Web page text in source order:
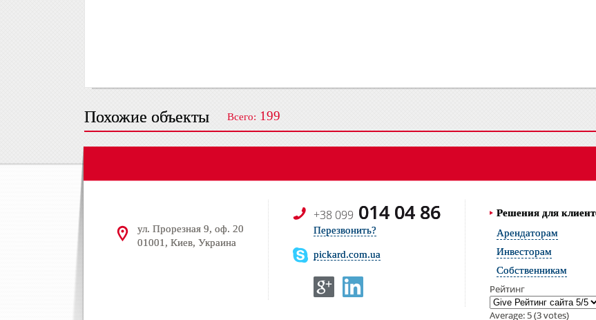
Похожие объекты Всего: 199
ул. Прорезная 9, оф. 20
01001, Киев, Украина
+38 099 014 04 86
Перезвонить?
pickard.com.ua
Решения для
Арендаторам
Инвесторам
Собственникам
Рейтинг
Average:5(3votes)